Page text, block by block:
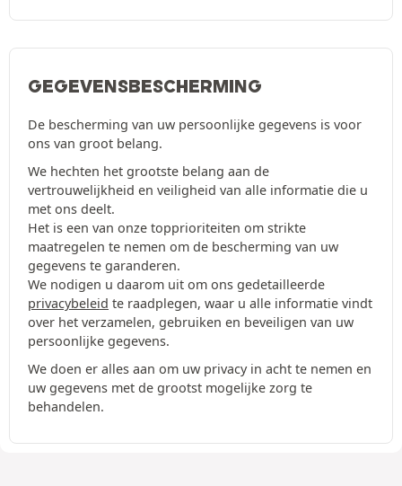
GEGEVENSBESCHERMING
De bescherming van uw persoonlijke gegevens is voor
ons van groot belang.
We hechten het grootste belang aan de
vertrouwelijkheid en veiligheid van alle informatie die u
met ons deelt.
Het is een van onze topprioriteiten om strikte
maatregelen te nemen om de bescherming van uw
gegevens te garanderen.
We nodigen u daarom uit om ons gedetailleerde
privacybeleid te raadplegen, waar u alle informatie vindt
over het verzamelen, gebruiken en beveiligen van uw
persoonlijke gegevens.
We doen er alles aan om uw privacy in acht te nemen en
uw gegevens met de grootst mogelijke zorg te
behandelen.